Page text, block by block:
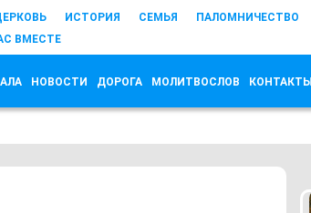
ИСТОРИЯ СЕМЬЯ ПАЛОМНИЧЕСТВО
ВМЕСТЕ
НОВОСТИ ДОРОГА МОЛИТВОСЛОВ КОНТАКТЫ